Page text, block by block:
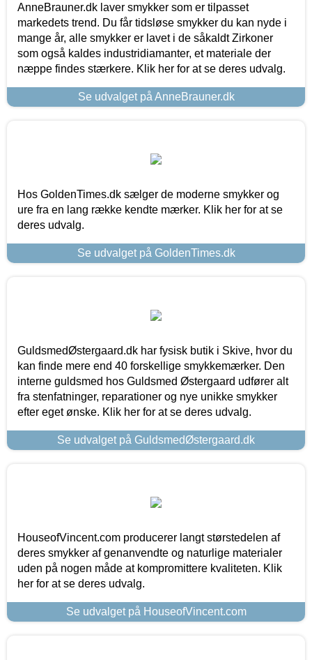
AnneBrauner.dk laver smykker som er tilpasset
markedets trend. Du får tidsløse smykker du kan nyde i
mange år, alle smykker er lavet i de såkaldt Zirkoner
som også kaldes industridiamanter, et materiale der
næppe findes stærkere. Klik her for at se deres udvalg.
Se udvalget på AnneBrauner.dk
Hos GoldenTimes.dk sælger de moderne smykker og
ure fra en lang række kendte mærker. Klik her for at se
deres udvalg.
Se udvalget på GoldenTimes.dk
GuldsmedØstergaard.dk har fysisk butik i Skive, hvor du
kan finde mere end 40 forskellige smykkemærker. Den
interne guldsmed hos Guldsmed Østergaard udfører alt
fra stenfatninger, reparationer og nye unikke smykker
efter eget ønske. Klik her for at se deres udvalg.
Se udvalget på GuldsmedØstergaard.dk
HouseofVincent.com producerer langt størstedelen af
deres smykker af genanvendte og naturlige materialer
uden på nogen måde at kompromittere kvaliteten. Klik
her for at se deres udvalg.
Se udvalget på HouseofVincent.com